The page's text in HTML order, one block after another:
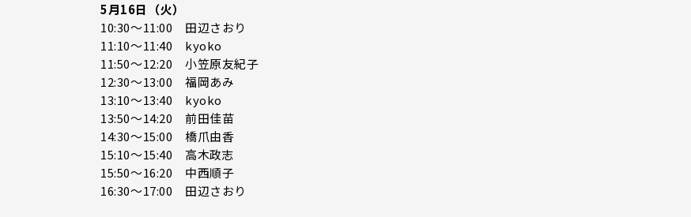
5月16日（火）
10:30～11:00 田辺さおり
11:10～11:40 kyoko
11:50～12:20 小笠原友紀子
12:30～13:00 福岡あみ
13:10～13:40 kyoko
13:50～14:20 前田佳苗
14:30～15:00 橋爪由香
15:10～15:40 高木政志
15:50～16:20 中西順子
16:30～17:00 田辺さおり